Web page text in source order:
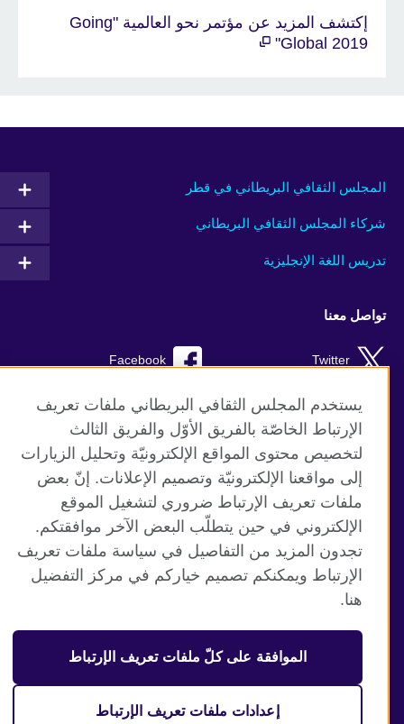
إكتشف المزيد عن مؤتمر نحو العالمية "Going
Global 2019"
المجلس الثقافي البريطاني في قطر
شركاء المجلس الثقافي البريطاني
تدريس اللغة الإنجليزية
تواصل معنا
Facebook Twitter
Instagram RSS
TikTok
موقع المجلس الثقافي البريطاني العالمي
الخصوصية وشروط الاستخدام
ملفات تعريف الإرتباط
خريطة الموقع
منظمة المملكة المتحدة الدولية للعلاقات الثقافية والفرص
يستخدم المجلس الثقافي البريطاني ملفات تعريف
الإرتباط الخاصّة بالفريق الأوّل والفريق الثالث
لتخصيص محتوى المواقع الإلكترونيّة وتحليل الزيارات
إلى مواقعنا الإلكترونيّة وتصميم الإعلانات. إنّ بعض
ملفات تعريف الإرتباط ضروري لتشغيل الموقع
الإلكتروني في حين يتطلّب البعض الآخر موافقتكم.
تجدون المزيد من التفاصيل في سياسة ملفات تعريف
الإرتباط ويمكنكم تصميم خياركم في مركز التفضيل
هنا.
الموافقة على كلّ ملفات تعريف الإرتباط
إعدادات ملفات تعريف الإرتباط